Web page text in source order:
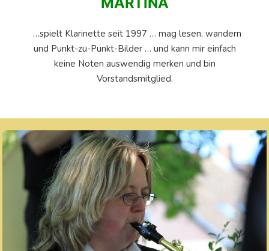
…spielt Klarinette seit 1997 … mag lesen, wandern
und Punkt-zu-Punkt-Bilder … und kann mir einfach
keine Noten auswendig merken und bin
Vorstandsmitglied.